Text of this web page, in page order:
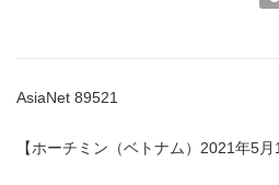
AsiaNet 89521
【ホーチミン（ベトナム）2021年5月